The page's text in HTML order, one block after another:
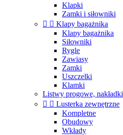
Klapki
Zamki i siłowniki
  Klapy bagażnika
Klapy bagażnika
Siłowniki
Rygle
Zawiasy
Zamki
Uszczelki
Klamki
Listwy progowe, nakładki
  Lusterka zewnętrzne
Kompletne
Obudowy
Wkłady